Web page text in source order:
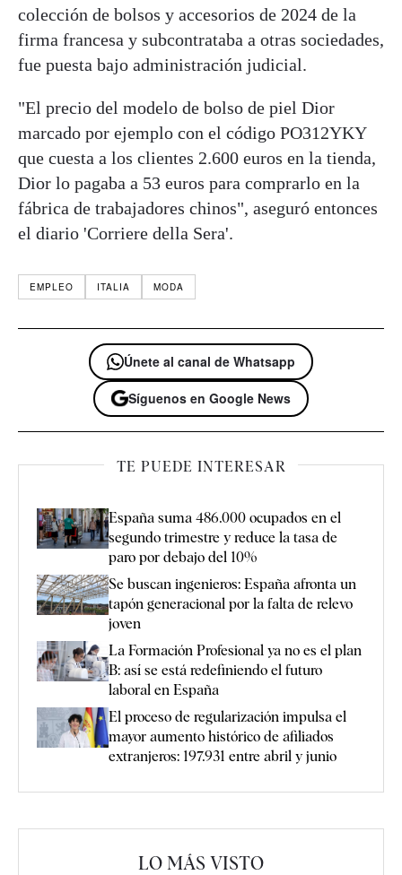
colección de bolsos y accesorios de 2024 de la
firma francesa y subcontrataba a otras sociedades,
fue puesta bajo administración judicial.
"El precio del modelo de bolso de piel Dior
marcado por ejemplo con el código PO312YKY
que cuesta a los clientes 2.600 euros en la tienda,
Dior lo pagaba a 53 euros para comprarlo en la
fábrica de trabajadores chinos", aseguró entonces
el diario 'Corriere della Sera'.
EMPLEO ITALIA MODA
Únete al canal de Whatsapp
Síguenos en Google News
TE PUEDE INTERESAR
España suma 486.000 ocupados en el
segundo trimestre y reduce la tasa de
paro por debajo del 10%
Se buscan ingenieros: España afronta un
tapón generacional por la falta de relevo
joven
La Formación Profesional ya no es el plan
B: así se está redefiniendo el futuro
laboral en España
El proceso de regularización impulsa el
mayor aumento histórico de afiliados
extranjeros: 197.931 entre abril y junio
LO MÁS VISTO